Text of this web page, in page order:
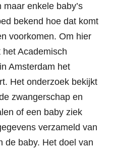
enkele baby’s
bekend hoe dat komt
voorkomen. Om hier
Academisch
Amsterdam het
Het onderzoek bekijkt
zwangerschap en
of een baby ziek
verzameld van
de baby. Het doel van